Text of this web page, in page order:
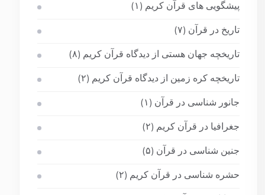
پیشگویی های قرآن کریم (۱)
تاریخ در قرآن (۷)
تاریخچه جهان هستی از دیدگاه قرآن کریم (۸)
تاریخچه کره زمین از دیدگاه قرآن کریم (۲)
جانور شناسی در قرآن (۱)
جغرافیا در قرآن کریم (۲)
جنین شناسی در قرآن (۵)
حشره شناسی در قرآن کریم (۲)